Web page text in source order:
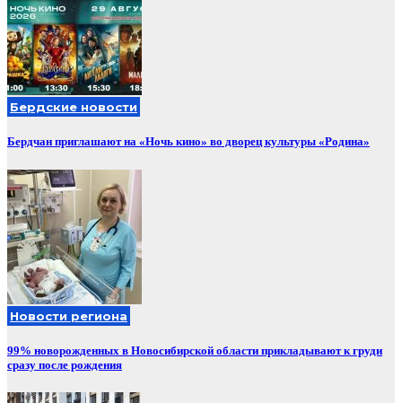
Бердские новости
Бердчан приглашают на «Ночь кино» во дворец культуры «Родина»
Новости региона
99% новорожденных в Новосибирской области прикладывают к груди
сразу после рождения